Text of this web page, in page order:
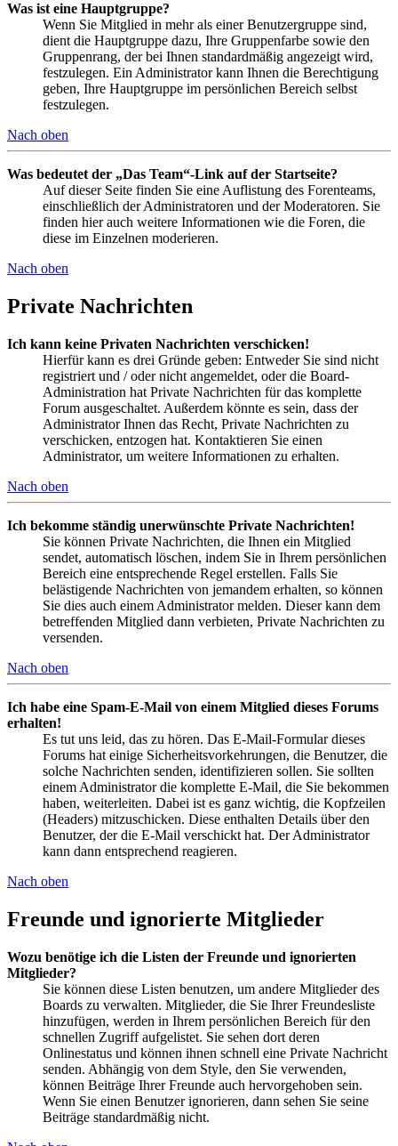
Was ist eine Hauptgruppe?
Wenn Sie Mitglied in mehr als einer Benutzergruppe sind,
dient die Hauptgruppe dazu, Ihre Gruppenfarbe sowie den
Gruppenrang, der bei Ihnen standardmäßig angezeigt wird,
festzulegen. Ein Administrator kann Ihnen die Berechtigung
geben, Ihre Hauptgruppe im persönlichen Bereich selbst
festzulegen.
Nach oben
Was bedeutet der „Das Team“-Link auf der Startseite?
Auf dieser Seite finden Sie eine Auflistung des Forenteams,
einschließlich der Administratoren und der Moderatoren. Sie
finden hier auch weitere Informationen wie die Foren, die
diese im Einzelnen moderieren.
Nach oben
Private Nachrichten
Ich kann keine Privaten Nachrichten verschicken!
Hierfür kann es drei Gründe geben: Entweder Sie sind nicht
registriert und / oder nicht angemeldet, oder die Board-
Administration hat Private Nachrichten für das komplette
Forum ausgeschaltet. Außerdem könnte es sein, dass der
Administrator Ihnen das Recht, Private Nachrichten zu
verschicken, entzogen hat. Kontaktieren Sie einen
Administrator, um weitere Informationen zu erhalten.
Nach oben
Ich bekomme ständig unerwünschte Private Nachrichten!
Sie können Private Nachrichten, die Ihnen ein Mitglied
sendet, automatisch löschen, indem Sie in Ihrem persönlichen
Bereich eine entsprechende Regel erstellen. Falls Sie
belästigende Nachrichten von jemandem erhalten, so können
Sie dies auch einem Administrator melden. Dieser kann dem
betreffenden Mitglied dann verbieten, Private Nachrichten zu
versenden.
Nach oben
Ich habe eine Spam-E-Mail von einem Mitglied dieses Forums
erhalten!
Es tut uns leid, das zu hören. Das E-Mail-Formular dieses
Forums hat einige Sicherheitsvorkehrungen, die Benutzer, die
solche Nachrichten senden, identifizieren sollen. Sie sollten
einem Administrator die komplette E-Mail, die Sie bekommen
haben, weiterleiten. Dabei ist es ganz wichtig, die Kopfzeilen
(Headers) mitzuschicken. Diese enthalten Details über den
Benutzer, der die E-Mail verschickt hat. Der Administrator
kann dann entsprechend reagieren.
Nach oben
Freunde und ignorierte Mitglieder
Wozu benötige ich die Listen der Freunde und ignorierten
Mitglieder?
Sie können diese Listen benutzen, um andere Mitglieder des
Boards zu verwalten. Mitglieder, die Sie Ihrer Freundesliste
hinzufügen, werden in Ihrem persönlichen Bereich für den
schnellen Zugriff aufgelistet. Sie sehen dort deren
Onlinestatus und können ihnen schnell eine Private Nachricht
senden. Abhängig von dem Style, den Sie verwenden,
können Beiträge Ihrer Freunde auch hervorgehoben sein.
Wenn Sie einen Benutzer ignorieren, dann sehen Sie seine
Beiträge standardmäßig nicht.